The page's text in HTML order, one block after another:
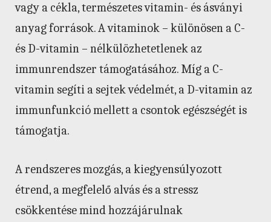
vagy a cékla, természetes vitamin- és ásványi
anyag források. A vitaminok – különösen a C-
és D-vitamin – nélkülözhetetlenek az
immunrendszer támogatásához. Míg a C-
vitamin segíti a sejtek védelmét, a D-vitamin az
immunfunkció mellett a csontok egészségét is
támogatja.
A rendszeres mozgás, a kiegyensúlyozott
étrend, a megfelelő alvás és a stressz
csökkentése mind hozzájárulnak